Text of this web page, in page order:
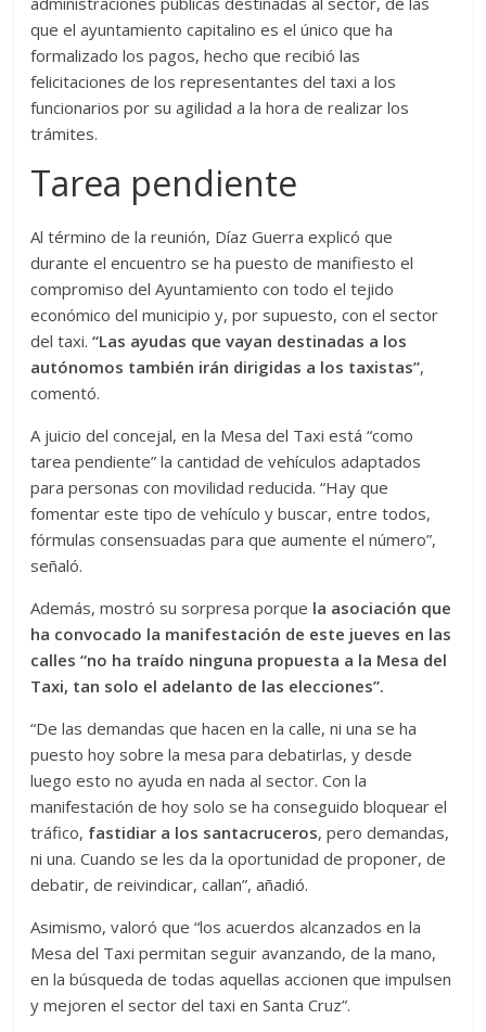
que el ayuntamiento capitalino es el único que ha
formalizado los pagos, hecho que recibió las
felicitaciones de los representantes del taxi a los
funcionarios por su agilidad a la hora de realizar los
trámites.
Tarea pendiente
Al término de la reunión, Díaz Guerra explicó que
durante el encuentro se ha puesto de manifiesto el
compromiso del Ayuntamiento con todo el tejido
económico del municipio y, por supuesto, con el sector
del taxi. “Las ayudas que vayan destinadas a los
autónomos también irán dirigidas a los taxistas”,
comentó.
A juicio del concejal, en la Mesa del Taxi está “como
tarea pendiente” la cantidad de vehículos adaptados
para personas con movilidad reducida. “Hay que
fomentar este tipo de vehículo y buscar, entre todos,
fórmulas consensuadas para que aumente el número”,
señaló.
Además, mostró su sorpresa porque la asociación que
ha convocado la manifestación de este jueves en las
calles “no ha traído ninguna propuesta a la Mesa del
Taxi, tan solo el adelanto de las elecciones”.
“De las demandas que hacen en la calle, ni una se ha
puesto hoy sobre la mesa para debatirlas, y desde
luego esto no ayuda en nada al sector. Con la
manifestación de hoy solo se ha conseguido bloquear el
tráfico, fastidiar a los santacruceros, pero demandas,
ni una. Cuando se les da la oportunidad de proponer, de
debatir, de reivindicar, callan”, añadió.
Asimismo, valoró que “los acuerdos alcanzados en la
Mesa del Taxi permitan seguir avanzando, de la mano,
en la búsqueda de todas aquellas accionen que impulsen
y mejoren el sector del taxi en Santa Cruz”.